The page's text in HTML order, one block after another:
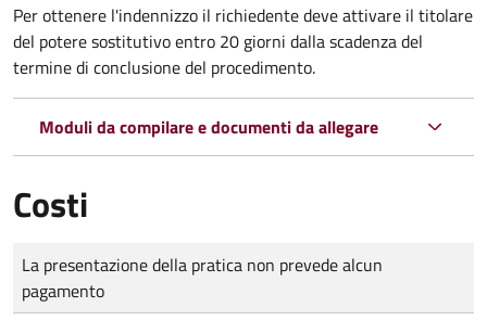
Per ottenere l'indennizzo il richiedente deve attivare il titolare
del potere sostitutivo entro 20 giorni dalla scadenza del
termine di conclusione del procedimento.
Moduli da compilare e documenti da allegare
Costi
Tipo di pagamento
Importo
La presentazione della pratica non prevede alcun
pagamento